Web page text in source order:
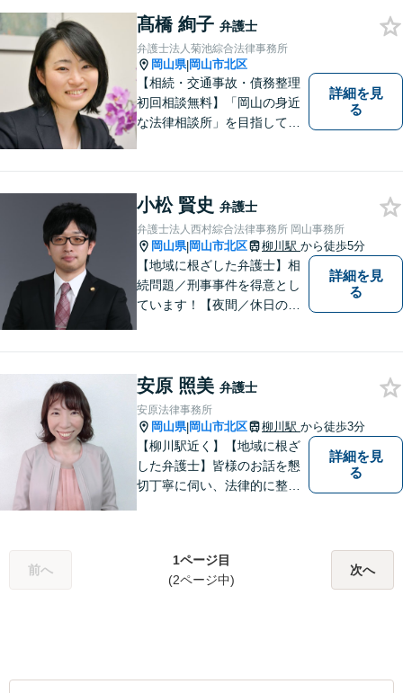
髙橋 絢子 弁護士
弁護士法人菊池綜合法律事務所
岡山県|岡山市北区
【相続・交通事故・債務整理
初回相談無料】「岡山の身近
な法律相談所」を目指してい
んなささいなことでも構いま
せん。お気軽にご相談くださ
い。【土曜日も受付可能】
【専用駐車場あり】
詳細を見
る
小松 賢史 弁護士
弁護士法人西村綜合法律事務所 岡山事務所
岡山県|岡山市北区 柳川駅 から徒歩5分
【地域に根ざした弁護士】相
続問題／刑事事件を得意とし
ています！【夜間／休日の相
詳細を見
る
安原 照美 弁護士
安原法律事務所
岡山県|岡山市北区 柳川駅 から徒歩3分
【柳川駅近く】【地域に根ざ
した弁護士】皆様のお話を懇
切丁寧に伺い、法律的に整理
少しでも解決されますよう，
誠心誠意努力いたす所存で
詳細を見
る
前へ
1ページ目
(2ページ中)
次へ